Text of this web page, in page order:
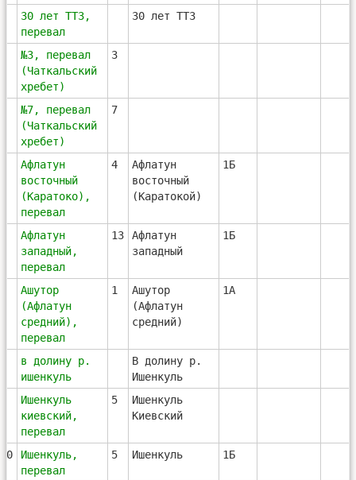
30 лет ТТЗ,
перевал
30 лет ТТЗ
№3, перевал
(Чаткальский
хребет)
3
№7, перевал
(Чаткальский
хребет)
7
Афлатун
восточный
(Каратоко),
перевал
4
Афлатун
восточный
(Каратокой)
1Б
Афлатун
западный,
перевал
13
Афлатун
западный
1Б
Ашутор
(Афлатун
средний),
перевал
1
Ашутор
(Афлатун
средний)
1А
в долину р.
ишенкуль
В долину р.
Ишенкуль
Ишенкуль
киевский,
перевал
5
Ишенкуль
Киевский
10
Ишенкуль,
перевал
5 Ишенкуль 1Б